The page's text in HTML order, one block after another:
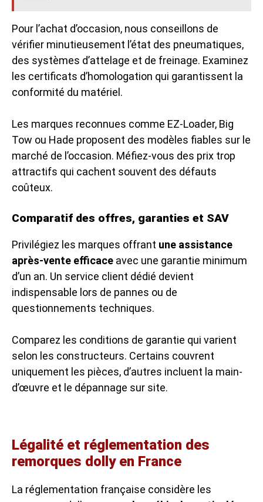
Pour l’achat d’occasion, nous conseillons de
vérifier minutieusement l’état des pneumatiques,
des systèmes d’attelage et de freinage. Examinez
les certificats d’homologation qui garantissent la
conformité du matériel.
Les marques reconnues comme EZ-Loader, Big
Tow ou Hade proposent des modèles fiables sur le
marché de l’occasion. Méfiez-vous des prix trop
attractifs qui cachent souvent des défauts
coûteux.
Comparatif des offres, garanties et SAV
Privilégiez les marques offrant une assistance
après-vente efficace avec une garantie minimum
d’un an. Un service client dédié devient
indispensable lors de pannes ou de
questionnements techniques.
Comparez les conditions de garantie qui varient
selon les constructeurs. Certains couvrent
uniquement les pièces, d’autres incluent la main-
d’œuvre et le dépannage sur site.
Légalité et réglementation des
remorques dolly en France
La réglementation française considère les